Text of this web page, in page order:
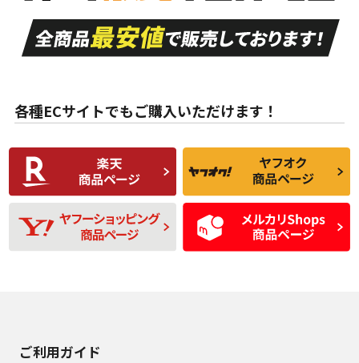
A
走行距離も少なく、
目立つ傷もほとんど
ない中古品
A
走行距離も少なく、
非常に状態の良い中
古品
な中古品
んどない中古品
C
比較的きれいな中古
品
C
られるが、使用に問
題のない中古品
D
使用感や目立つ傷が
あり、一般的な中古
品
D
残り溝も少なく、偏
磨耗がみられ、短期
間使用できるくらい
の中古品
各種ECサイトでもご購入いただけます！
ご利用ガイド